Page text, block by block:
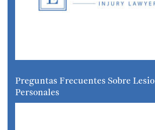
Preguntas Frecuentes Sobre
Personales